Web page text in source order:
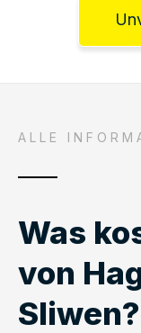
ALLE
Was
von
Sliwen?